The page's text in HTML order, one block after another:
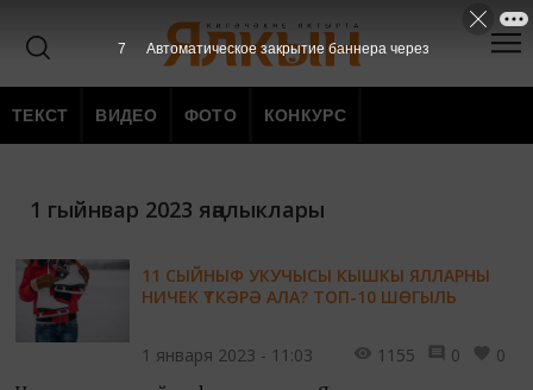
ТЕКСТ ВИДЕО ФОТО КОНКУРС
1 гыйнвар 2023 яңалыклары
11 СЫЙНЫФ УКУЧЫСЫ КЫШКЫ ЯЛЛАРНЫ
НИЧЕК ҮТКӘРӘ АЛА? ТОП-10 ШӨГЫЛЬ
1 января 2023 - 11:03 1155 0 0
7 Автоматическое закрытие баннера через